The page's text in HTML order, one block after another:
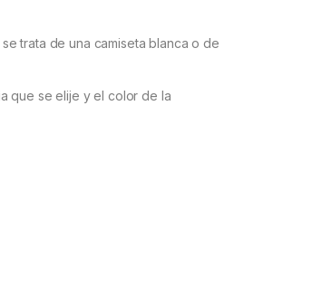
trata de una camiseta blanca o de
que se elije y el color de la